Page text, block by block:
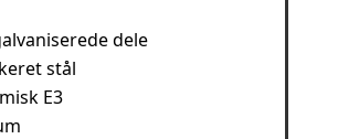
dele
stål
E3